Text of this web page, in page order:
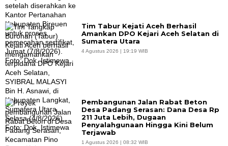
Tim Tabur Kejati Aceh Berhasil
Amankan DPO Kejari Aceh Selatan di
Sumatera Utara
4 Agustus 2026 | 19:19 WIB
Pembangunan Jalan Rabat Beton
Desa Padang Serasan: Dana Desa Rp
211 Juta Lebih, Dugaan
Penyalahgunaan Hingga Kini Belum
Terjawab
1 Agustus 2026 | 08:32 WIB